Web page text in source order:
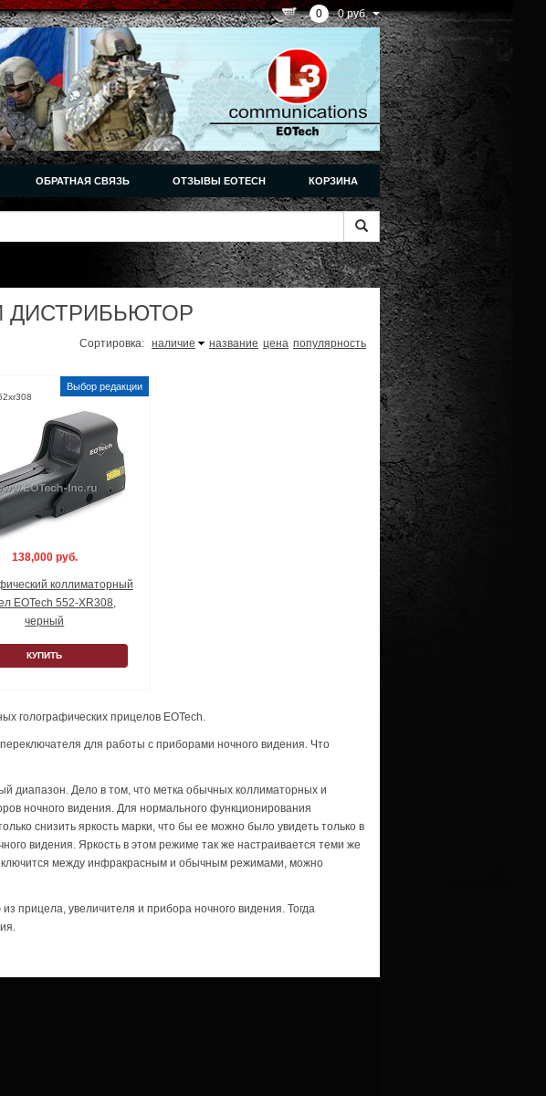
0 0 руб.
ОБРАТНАЯ СВЯЗЬ ОТЗЫВЫ EOTECH КОРЗИНА
ДИСТРИБЬЮТОР
Сортировка: наличие название цена популярность
138,000 руб.
коллиматорный
EOTech 552-XR308,
черный
КУПИТЬ
голографических прицелов EOTech.
для работы с приборами ночного видения. Что
диапазон. Дело в том, что метка обычных коллиматорных и
ночного видения. Для нормального функционирования
снизить яркость марки, что бы ее можно было увидеть только в
видения. Яркость в этом режиме так же настраивается теми же
между инфракрасным и обычным режимами, можно
прицела, увеличителя и прибора ночного видения. Тогда